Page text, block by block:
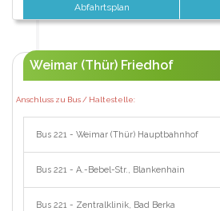
Abfahrtsplan
Weimar (Thür) Friedhof
Anschluss zu Bus / Haltestelle:
Bus 221 - Weimar (Thür) Hauptbahnhof
Bus 221 - A.-Bebel-Str., Blankenhain
Bus 221 - Zentralklinik, Bad Berka